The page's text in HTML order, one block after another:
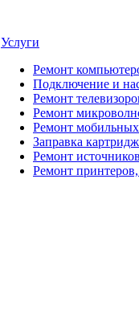
Услуги
Ремонт
Подключение и
Ремонт
Ремонт
Ремонт
Заправка
Ремонт
Ремонт